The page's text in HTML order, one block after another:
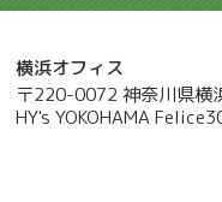
横浜オフィス
〒220-0072 神奈川県横
HY's YOKOHAMA